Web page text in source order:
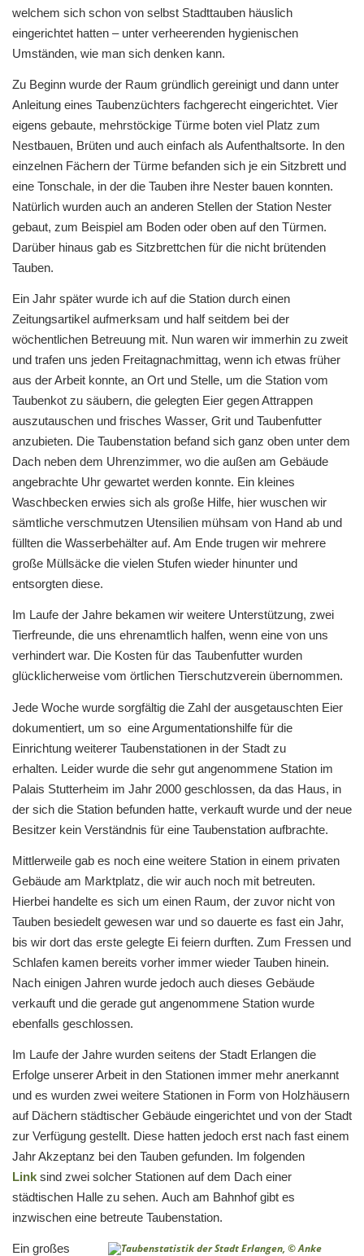
welchem sich schon von selbst Stadttauben häuslich
eingerichtet hatten – unter verheerenden hygienischen
Umständen, wie man sich denken kann.
Zu Beginn wurde der Raum gründlich gereinigt und dann unter
Anleitung eines Taubenzüchters fachgerecht eingerichtet. Vier
eigens gebaute, mehrstöckige Türme boten viel Platz zum
Nestbauen, Brüten und auch einfach als Aufenthaltsorte. In den
einzelnen Fächern der Türme befanden sich je ein Sitzbrett und
eine Tonschale, in der die Tauben ihre Nester bauen konnten.
Natürlich wurden auch an anderen Stellen der Station Nester
gebaut, zum Beispiel am Boden oder oben auf den Türmen.
Darüber hinaus gab es Sitzbrettchen für die nicht brütenden
Tauben.
Ein Jahr später wurde ich auf die Station durch einen
Zeitungsartikel aufmerksam und half seitdem bei der
wöchentlichen Betreuung mit. Nun waren wir immerhin zu zweit
und trafen uns jeden Freitagnachmittag, wenn ich etwas früher
aus der Arbeit konnte, an Ort und Stelle, um die Station vom
Taubenkot zu säubern, die gelegten Eier gegen Attrappen
auszutauschen und frisches Wasser, Grit und Taubenfutter
anzubieten. Die Taubenstation befand sich ganz oben unter dem
Dach neben dem Uhrenzimmer, wo die außen am Gebäude
angebrachte Uhr gewartet werden konnte. Ein kleines
Waschbecken erwies sich als große Hilfe, hier wuschen wir
sämtliche verschmutzen Utensilien mühsam von Hand ab und
füllten die Wasserbehälter auf. Am Ende trugen wir mehrere
große Müllsäcke die vielen Stufen wieder hinunter und
entsorgten diese.
Im Laufe der Jahre bekamen wir weitere Unterstützung, zwei
Tierfreunde, die uns ehrenamtlich halfen, wenn eine von uns
verhindert war. Die Kosten für das Taubenfutter wurden
glücklicherweise vom örtlichen Tierschutzverein übernommen.
Jede Woche wurde sorgfältig die Zahl der ausgetauschten Eier
dokumentiert, um so eine Argumentationshilfe für die
Einrichtung weiterer Taubenstationen in der Stadt zu
erhalten. Leider wurde die sehr gut angenommene Station im
Palais Stutterheim im Jahr 2000 geschlossen, da das Haus, in
der sich die Station befunden hatte, verkauft wurde und der neue
Besitzer kein Verständnis für eine Taubenstation aufbrachte.
Mittlerweile gab es noch eine weitere Station in einem privaten
Gebäude am Marktplatz, die wir auch noch mit betreuten.
Hierbei handelte es sich um einen Raum, der zuvor nicht von
Tauben besiedelt gewesen war und so dauerte es fast ein Jahr,
bis wir dort das erste gelegte Ei feiern durften. Zum Fressen und
Schlafen kamen bereits vorher immer wieder Tauben hinein.
Nach einigen Jahren wurde jedoch auch dieses Gebäude
verkauft und die gerade gut angenommene Station wurde
ebenfalls geschlossen.
Im Laufe der Jahre wurden seitens der Stadt Erlangen die
Erfolge unserer Arbeit in den Stationen immer mehr anerkannt
und es wurden zwei weitere Stationen in Form von Holzhäusern
auf Dächern städtischer Gebäude eingerichtet und von der Stadt
zur Verfügung gestellt. Diese hatten jedoch erst nach fast einem
Jahr Akzeptanz bei den Tauben gefunden. Im folgenden
Link sind zwei solcher Stationen auf dem Dach einer
städtischen Halle zu sehen. Auch am Bahnhof gibt es
inzwischen eine betreute Taubenstation.
Ein großes